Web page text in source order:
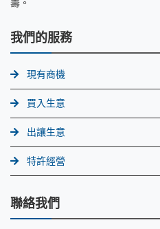
籌。
我們的服務
現有商機
買入生意
出讓生意
特許經營
聯絡我們